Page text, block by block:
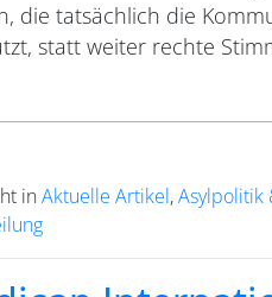
die tatsächlich die
statt weiter rechte
inAktuelle Artikel,Asylpolitik